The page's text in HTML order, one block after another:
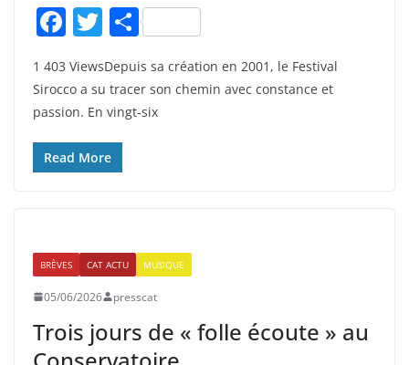
F
c
e
b
o
T
itt
er
P
ta
g
1 403 ViewsDepuis sa création en 2001, le Festival
Sirocco a su tracer son chemin avec constance et
passion. En vingt‑six
Read More
BRÈVES CAT ACTU MUSIQUE
05/06/2026 presscat
Trois jours de « folle écoute » au